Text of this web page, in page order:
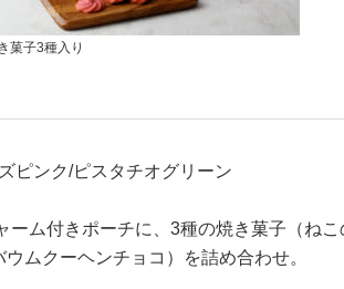
菓子3種入り
ピンク/ピスタチオグリーン
ーム付きポーチに、3種の焼き菓子（ねこ
ムクーヘンチョコ）を詰め合わせ。